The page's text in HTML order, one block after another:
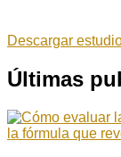
Descargar
Últimas